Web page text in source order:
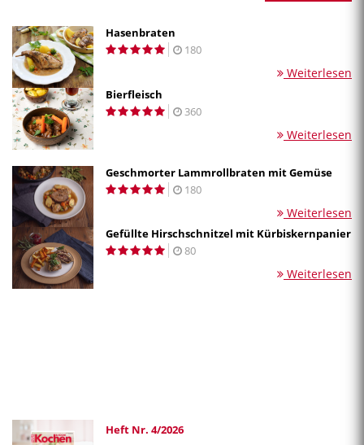
Hasenbraten
180
Weiterlesen
Bierfleisch
360
Weiterlesen
Geschmorter Lammrollbraten mit Gemüse
180
Weiterlesen
Gefüllte Hirschschnitzel mit Kürbiskernpanier
80
Weiterlesen
Heft Nr. 4/2026